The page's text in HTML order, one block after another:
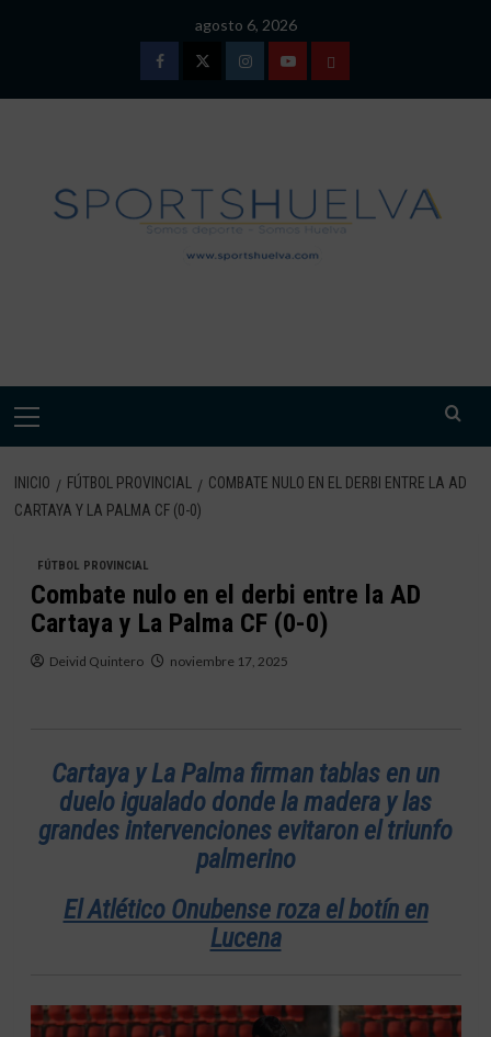
agosto 6, 2026
FacebookTwitterInstagramYoutubeTÉRMINOS
DE
USO
Menú
INICIO FÚTBOL PROVINCIAL
COMBATE NULO EN EL DERBI ENTRE LA AD
CARTAYA Y LA PALMA CF (0-0)
FÚTBOL PROVINCIAL
Combate nulo en el derbi entre la AD
Cartaya y La Palma CF (0-0)
Deivid Quintero noviembre 17, 2025
Cartaya y La Palma firman tablas en un
duelo igualado donde la madera y las
grandes intervenciones evitaron el triunfo
palmerino
El Atlético Onubense roza el botín en
Lucena